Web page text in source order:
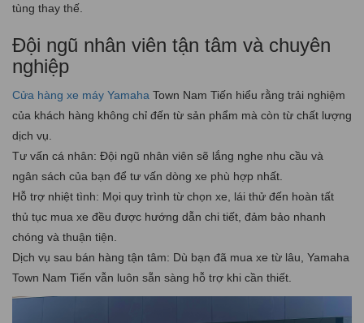
tùng thay thế.
Đội ngũ nhân viên tận tâm và chuyên
nghiệp
Cửa hàng xe máy Yamaha Town Nam Tiến hiểu rằng trải nghiệm
của khách hàng không chỉ đến từ sản phẩm mà còn từ chất lượng
dịch vụ.
Tư vấn cá nhân: Đội ngũ nhân viên sẽ lắng nghe nhu cầu và
ngân sách của bạn để tư vấn dòng xe phù hợp nhất.
Hỗ trợ nhiệt tình: Mọi quy trình từ chọn xe, lái thử đến hoàn tất
thủ tục mua xe đều được hướng dẫn chi tiết, đảm bảo nhanh
chóng và thuận tiện.
Dịch vụ sau bán hàng tận tâm: Dù bạn đã mua xe từ lâu, Yamaha
Town Nam Tiến vẫn luôn sẵn sàng hỗ trợ khi cần thiết.